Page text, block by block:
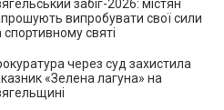
забіг-2026: містян
випробувати свої сили
спортивному святі
через суд захистила
«Зелена лагуна» на